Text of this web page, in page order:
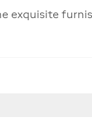
exquisite